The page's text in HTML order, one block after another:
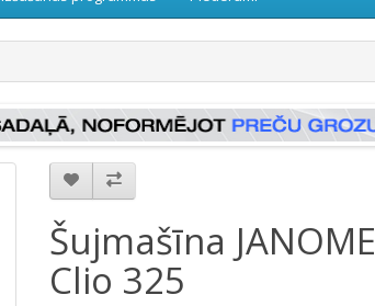
Šujmašīna JANOME
Clio 325